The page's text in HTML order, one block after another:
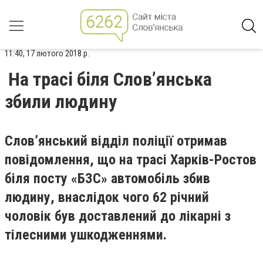
11:40, 17 лютого 2018 р.
На трасі біля Словʼянська
збили людину
Словʼянський відділ поліції отримав
повідомлення, що на трасі Харків-Ростов
біля посту «БЗС» автомобіль збив
людину, внаслідок чого 62 річний
чоловік був доставлений до лікарні з
тілесними ушкодженнями.